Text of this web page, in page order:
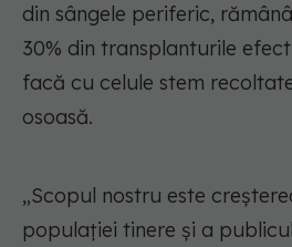
din sângele periferic,
30% din transplanturile
facă cu celule stem
osoasă.
„Scopul nostru este
populaţiei tinere şi a